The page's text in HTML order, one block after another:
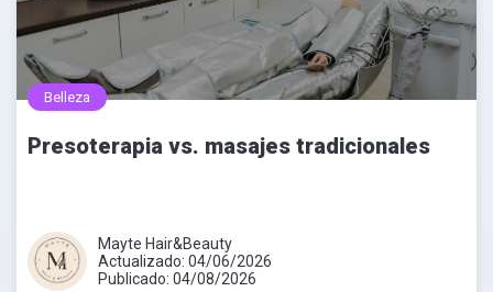
Belleza
Presoterapia vs. masajes tradicionales
Mayte Hair&Beauty
Actualizado: 04/06/2026
Publicado: 04/08/2026